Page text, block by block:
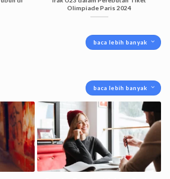
Olimpiade Paris 2024
baca lebih banyak
baca lebih banyak